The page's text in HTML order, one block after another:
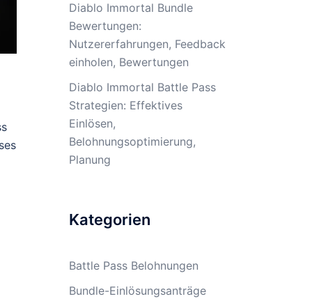
Diablo Immortal Bundle
Bewertungen:
Nutzererfahrungen, Feedback
einholen, Bewertungen
Diablo Immortal Battle Pass
Strategien: Effektives
Einlösen,
Belohnungsoptimierung,
Planung
Kategorien
Battle Pass Belohnungen
Bundle-Einlösungsanträge